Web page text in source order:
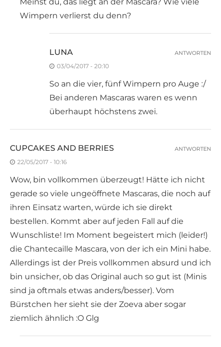
Wimpern verlierst du denn?
LUNA
03/04/2017 - 20:10
So an die vier, fünf Wimpern pro Auge :/
Bei anderen Mascaras waren es wenn
überhaupt höchstens zwei.
ANTWORTEN
CUPCAKES AND BERRIES
22/05/2017 - 10:16
Wow, bin vollkommen überzeugt! Hätte ich nicht
gerade so viele ungeöffnete Mascaras, die noch auf
ihren Einsatz warten, würde ich sie direkt
bestellen. Kommt aber auf jeden Fall auf die
Wunschliste! Im Moment begeistert mich (leider!)
die Chantecaille Mascara, von der ich ein Mini habe.
Allerdings ist der Preis vollkommen absurd und ich
bin unsicher, ob das Original auch so gut ist (Minis
sind ja oftmals etwas anders/besser). Vom
Bürstchen her sieht sie der Zoeva aber sogar
ziemlich ähnlich :O Glg
ANTWORTEN